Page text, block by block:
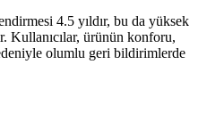
4.5 yıldır, bu da yüksek
Kullanıcılar, ürünün konforu,
olumlu geri bildirimlerde